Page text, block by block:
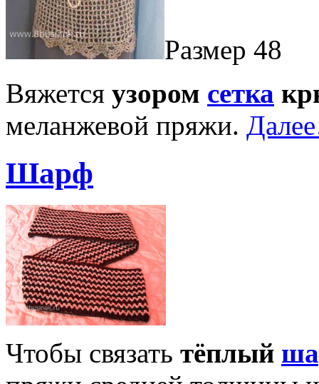
Размер 48
Вяжется узором сетка
меланжевой пряжи.
Шарф
Чтобы связать тёплый